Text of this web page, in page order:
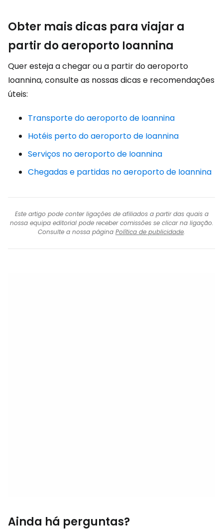
Obter mais dicas para viajar a
partir do aeroporto Ioannina
Quer esteja a chegar ou a partir do aeroporto
Ioannina, consulte as nossas dicas e recomendações
úteis:
Transporte do aeroporto de Ioannina
Hotéis perto do aeroporto de Ioannina
Serviços no aeroporto de Ioannina
Chegadas e partidas no aeroporto de Ioannina
Este artigo pode conter ligações de afiliados a partir das quais a
nossa equipa editorial pode receber comissões se clicar na ligação.
Consulte a nossa página Política de publicidade.
Ainda há perguntas?